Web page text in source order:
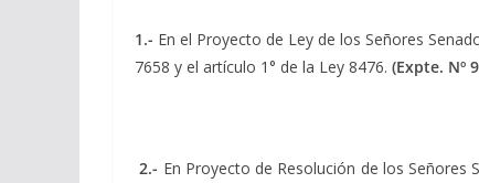
1.- En el Proyecto de Ley de los Señores
7658 y el artículo 1° de la Ley 8476. (Expte. Nº
2.- En Proyecto de Resolución de los Señores